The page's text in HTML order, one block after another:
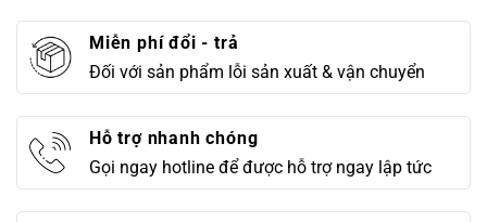
Miễn phí đổi - trả
Đối với sản phẩm lỗi sản xuất & vận chuyển
Hỗ trợ nhanh chóng
Gọi ngay hotline để được hỗ trợ ngay lập tức